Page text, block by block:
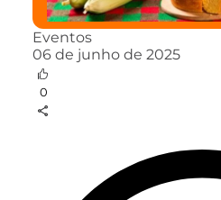
Eventos
06 de junho de 2025
0